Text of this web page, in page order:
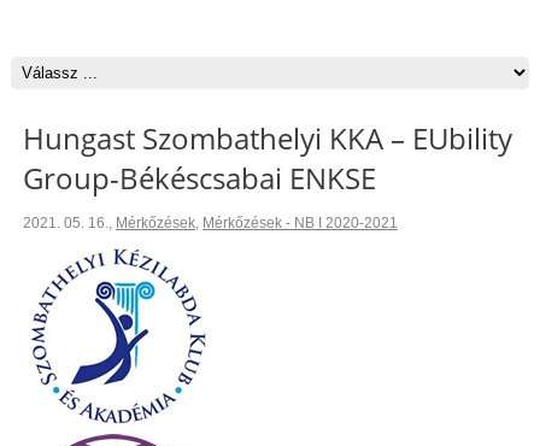
Hungast Szombathelyi KKA – EUbility
Group-Békéscsabai ENKSE
2021. 05. 16., Mérkőzések, Mérkőzések - NB I 2020-2021